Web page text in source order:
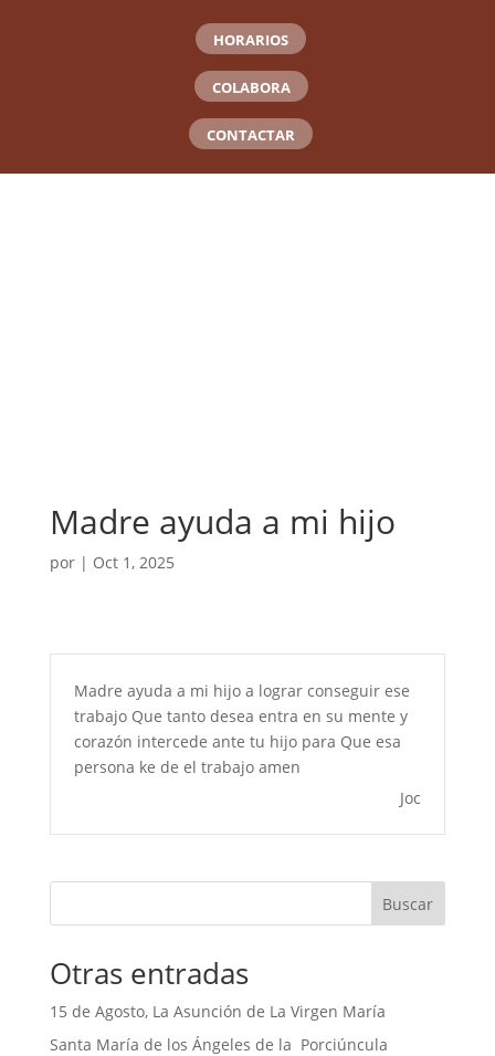
HORARIOS
COLABORA
CONTACTAR
Madre ayuda a mi hijo
por | Oct 1, 2025
Madre ayuda a mi hijo a lograr conseguir ese
trabajo Que tanto desea entra en su mente y
corazón intercede ante tu hijo para Que esa
persona ke de el trabajo amen
Joc
Buscar
Otras entradas
15 de Agosto, La Asunción de La Virgen María
Santa María de los Ángeles de la Porciúncula